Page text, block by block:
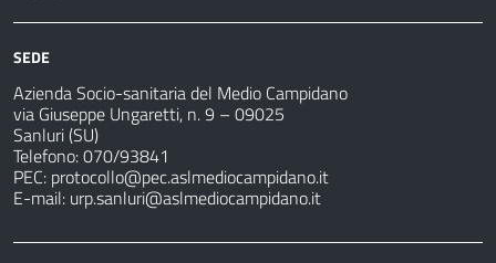
SEDE
Azienda Socio-sanitaria del Medio Campidano
via Giuseppe Ungaretti, n. 9 – 09025
Sanluri (SU)
Telefono: 070/93841
PEC: protocollo@pec.aslmediocampidano.it
E-mail: urp.sanluri@aslmediocampidano.it